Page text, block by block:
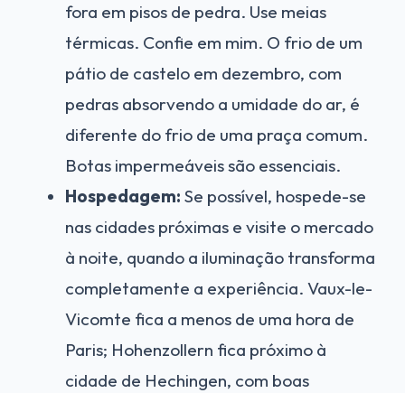
fora em pisos de pedra. Use meias
térmicas. Confie em mim. O frio de um
pátio de castelo em dezembro, com
pedras absorvendo a umidade do ar, é
diferente do frio de uma praça comum.
Botas impermeáveis são essenciais.
Hospedagem: Se possível, hospede-se
nas cidades próximas e visite o mercado
à noite, quando a iluminação transforma
completamente a experiência. Vaux-le-
Vicomte fica a menos de uma hora de
Paris; Hohenzollern fica próximo à
cidade de Hechingen, com boas